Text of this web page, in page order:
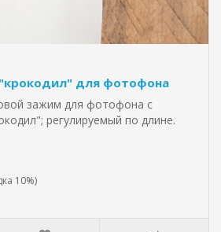
для фотофона
зажим для фотофона с
регулируемый по длине.
10%)